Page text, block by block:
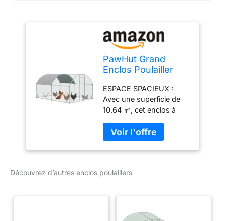
rouille. Le fil métallique
est traité par trempage
qui garantit une
blessures INFORMATION
DE L'ENCLOS POUR
POULES : Dim. totales :
2,8l x 3,8P x 1,97H m ; -
Hauteur avant-toi : 1,14
m ; - Dim. porte : 50l x
170H cm ; - Diamètre
châssis tubulaire : 25
PawHut Grand
Enclos Poulailler
2,8 x 3,8 x 1,97 m
Argenté
ESPACE SPACIEUX :
Avec une superficie de
10,64 ㎡, cet enclos à
d'espace pour que les
poules puissent se
déplacer. Cet enclos
lapins, aux canards et
OMBRAGÉ : Le toit
boutons à ressort aide
Découvrez d’autres enclos poulaillers